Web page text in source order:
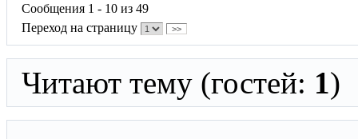
Сообщения 1 - 10 из 49
Переход на страницу
>>
Читают тему (гостей: 1)